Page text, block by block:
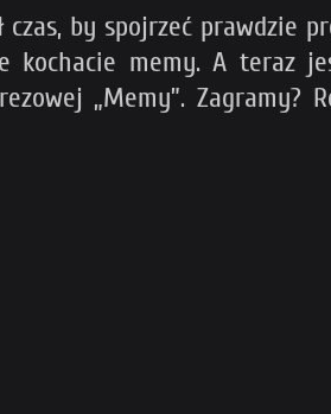
by spojrzeć prawdzie
kochacie memy. A teraz
„Memy”. Zagramy?